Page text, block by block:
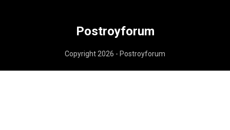
Postroyforum
Copyright 2026 - Postroyforum